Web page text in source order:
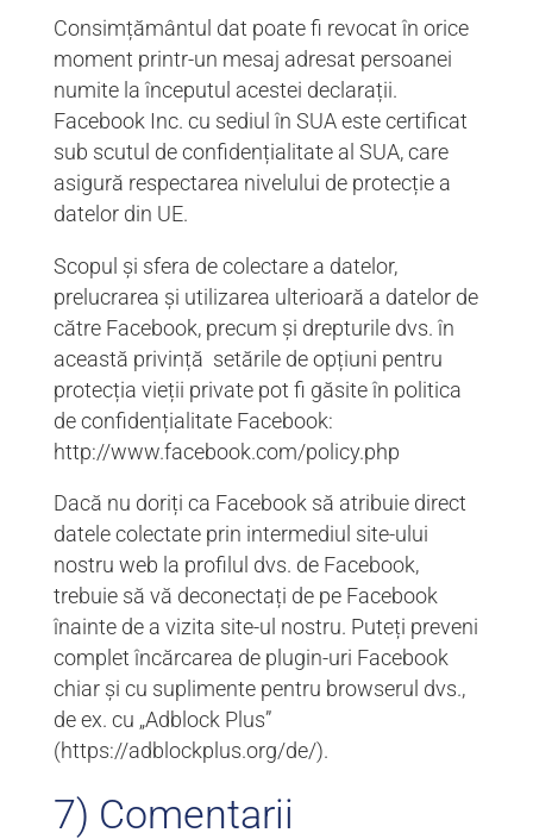
Consimțământul dat poate fi revocat în orice
moment printr-un mesaj adresat persoanei
numite la începutul acestei declarații.
Facebook Inc. cu sediul în SUA este certificat
sub scutul de confidențialitate al SUA, care
asigură respectarea nivelului de protecție a
datelor din UE.
Scopul și sfera de colectare a datelor,
prelucrarea și utilizarea ulterioară a datelor de
către Facebook, precum și drepturile dvs. în
această privință setările de opțiuni pentru
protecția vieții private pot fi găsite în politica
de confidențialitate Facebook:
http://www.facebook.com/policy.php
Dacă nu doriți ca Facebook să atribuie direct
datele colectate prin intermediul site-ului
nostru web la profilul dvs. de Facebook,
trebuie să vă deconectați de pe Facebook
înainte de a vizita site-ul nostru. Puteți preveni
complet încărcarea de plugin-uri Facebook
chiar și cu suplimente pentru browserul dvs.,
de ex. cu „Adblock Plus”
(https://adblockplus.org/de/).
7) Comentarii